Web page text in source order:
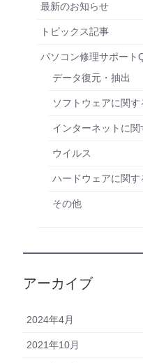
最新のお知らせ
トピックス記事
パソコン修理サポート
データ復元・抽出
ソフトウェアに関す
インターネットに関
ウイルス
ハードウェアに関す
その他
アーカイブ
2024年4月
2021年10月